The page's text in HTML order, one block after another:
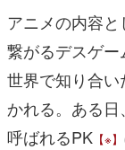
アニメの内容
繋がるデスゲ
世界で知り合
かれる。ある
呼ばれるPK 【※】